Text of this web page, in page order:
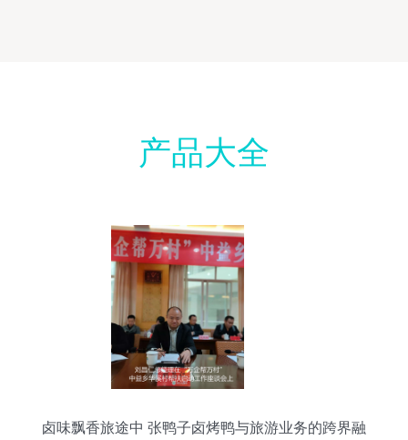
产品大全
卤味飘香旅途中 张鸭子卤烤鸭与旅游业务的跨界融